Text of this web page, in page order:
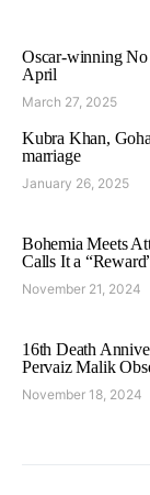
Oscar-winning
April
March 27, 2025
Kubra Khan,
marriage
January 26, 2025
Bohemia Meets
Calls It a
November 21, 2024
16th Death
Pervaiz Malik
November 18, 2024